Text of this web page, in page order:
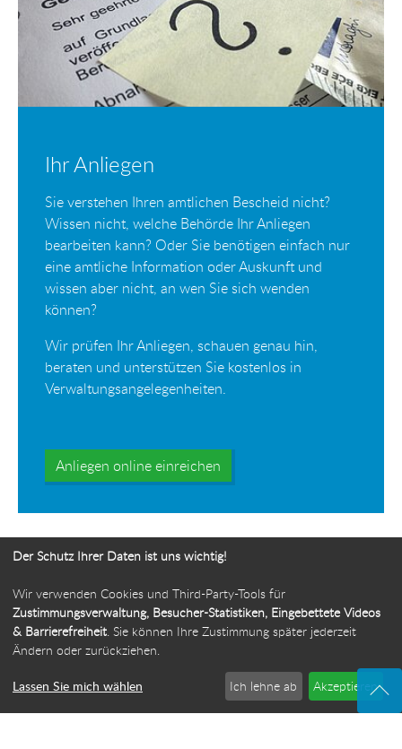
Ihr Anliegen
Sie verstehen Ihren amtlichen Bescheid nicht?
Wissen nicht, welche Behörde Ihr Anliegen
bearbeiten kann? Oder Sie benötigen einfach nur
eine amtliche Information oder Auskunft und
wissen aber nicht, an wen Sie sich wenden
können?
Wir prüfen Ihr Anliegen, schauen genau hin,
beraten und unterstützen Sie kostenlos in
Verwaltungsangelegenheiten.
Anliegen online einreichen
Ihr Weg zur Bürgerbeauftragten
Der Schutz Ihrer Daten ist uns wichtig!
Wir verwenden Cookies und Third-Party-Tools für
Zustimmungsverwaltung, Besucher-Statistiken, Eingebettete Videos
& Barrierefreiheit. Sie können Ihre Zustimmung später jederzeit
Ändern oder zurückziehen.
Lassen Sie mich wählen Ich lehne ab Akzeptieren